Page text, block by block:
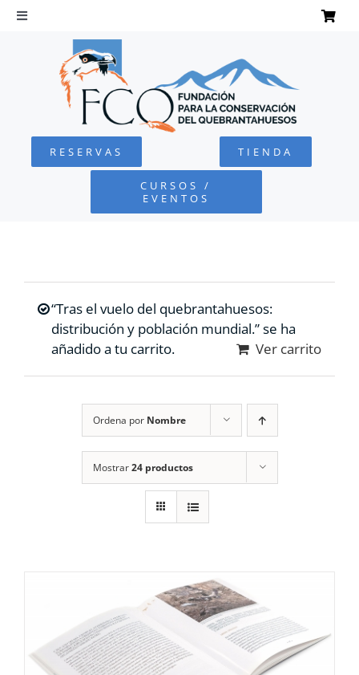
Saltar
Toggle
Navigation
QUEBRANTAHUESOS
FUNDACIÓN
COLABORA
RECURSOS
CONTACTO
RESERVAS TIENDA
CURSOS /
EVENTOS
“Tras el vuelo del quebrantahuesos:
distribución y población mundial.” se ha
añadido a tu carrito.
Ver carrito
Ordena por Nombre
Mostrar24 productos